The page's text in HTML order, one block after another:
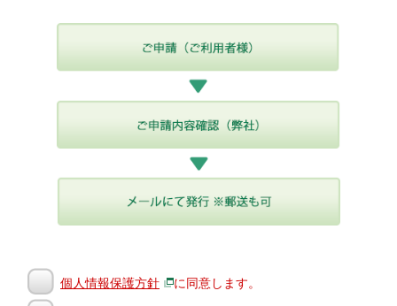
個人情報保護方針 に同意します。